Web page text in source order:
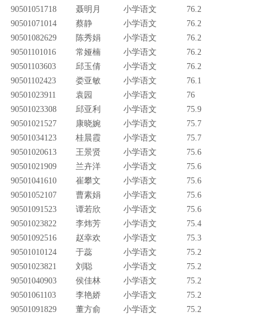
90501051718
聂明月 小学语文
76.2
90501071014
蔡静 小学语文
76.2
90501082629
陈秀娟 小学语文
76.2
90501101016
常娅楠 小学语文
76.2
90501103603
邱玉倩 小学语文
76.2
90501102423
娄亚敏 小学语文
76.1
90501023911
袁园 小学语文
76
90501023308
邱亚利 小学语文
75.9
90501021527
康晓婉 小学语文
75.7
90501034123
桂晨霞 小学语文
75.7
90501020613
王景贤 小学语文
75.6
90501021909
兰卉洋 小学语文
75.6
90501041610
崔攀文 小学语文
75.6
90501052107
曹素娟 小学语文
75.6
90501091523
谭若欣 小学语文
75.6
90501023822
李炜芳 小学语文
75.4
90501092516
赵幸欢 小学语文
75.3
90501010124
于蕊 小学语文
75.2
90501023821
刘聪 小学语文
75.2
90501040903
侯佳林 小学语文
75.2
90501061103
李艳娇 小学语文
75.2
90501091829
董方俞 小学语文 75.2